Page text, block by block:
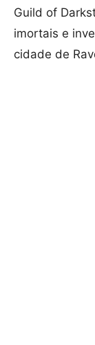
Guild of
imortais e
cidade de